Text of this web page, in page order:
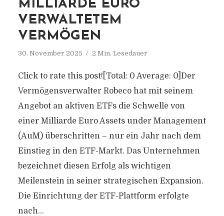
MILLIARDE EURO
VERWALTETEM
VERMÖGEN
30. November 2025 2 Min. Lesedauer
Click to rate this post![Total: 0 Average: 0]Der
Vermögensverwalter Robeco hat mit seinem
Angebot an aktiven ETFs die Schwelle von
einer Milliarde Euro Assets under Management
(AuM) überschritten – nur ein Jahr nach dem
Einstieg in den ETF-Markt. Das Unternehmen
bezeichnet diesen Erfolg als wichtigen
Meilenstein in seiner strategischen Expansion.
Die Einrichtung der ETF-Plattform erfolgte
nach...